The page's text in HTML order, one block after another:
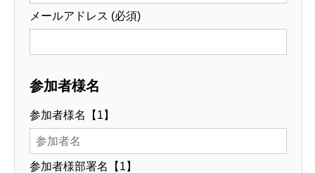
メールアドレス (必須)
参加者様名
参加者様名【1】
参加者様部署名【1】